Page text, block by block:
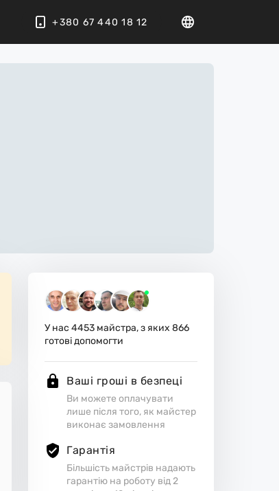
+380 67 440 18 12
У нас4453 майстра, з яких866
готові допомогти
Ваші гроші в безпеці
Ви можете оплачувати
лише після того, як майстер
виконає замовлення
Гарантія
Більшість майстрів надають
гарантію на роботу від 2